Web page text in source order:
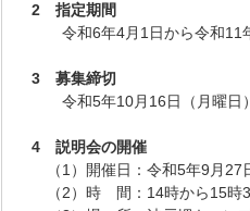
2 指定期間
令和6年4月1日から令和11年
3 募集締切
令和5年10月16日（月曜日
4 説明会の開催
（1）開催日：令和5年9月27日
（2）時 間：14時から15時